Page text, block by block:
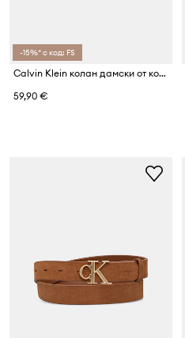
-15%* с код: FS
Calvin Klein колан дамски от кожа
59,90 €